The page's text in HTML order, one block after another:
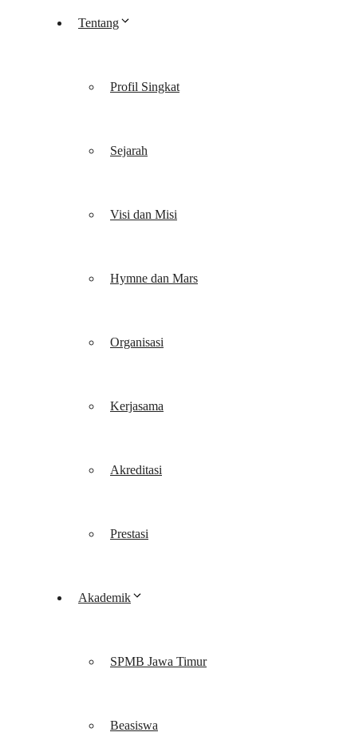
Tentang
Profil Singkat
Sejarah
Visi dan Misi
Hymne dan Mars
Organisasi
Kerjasama
Akreditasi
Prestasi
Akademik
SPMB Jawa Timur
Beasiswa